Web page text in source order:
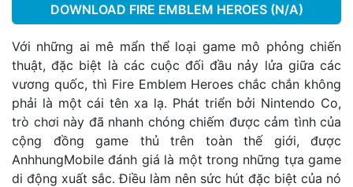
DOWNLOAD FIRE EMBLEM HEROES (N/A)
Với những ai mê mẩn thể loại game mô phỏng chiến
thuật, đặc biệt là các cuộc đối đầu nảy lửa giữa các
vương quốc, thì Fire Emblem Heroes chắc chắn không
phải là một cái tên xa lạ. Phát triển bởi Nintendo Co,
trò chơi này đã nhanh chóng chiếm được cảm tình của
cộng đồng game thủ trên toàn thế giới, được
AnhhungMobile đánh giá là một trong những tựa game
di động xuất sắc. Điều làm nên sức hút đặc biệt của nó